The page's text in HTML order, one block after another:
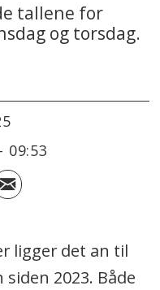
tallene for
og torsdag.
09:53
ligger det an til
2023. Både